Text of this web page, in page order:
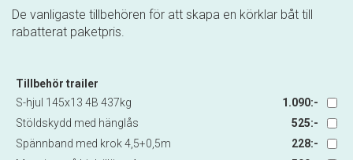
De vanligaste tillbehören för att skapa en körklar båt till
rabatterat paketpris.
Tillbehör trailer
S-hjul 145x13 4B 437kg
1.090:-
Stöldskydd med hänglås
525:-
Spännband med krok 4,5+0,5m
228:-